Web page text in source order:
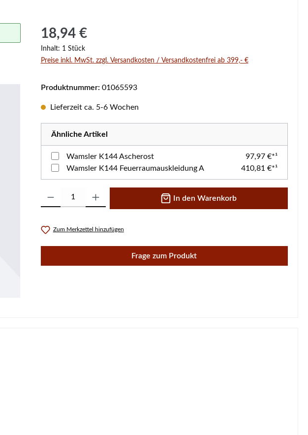
Regulärer Preis:
18,94 €
Inhalt: 1 Stück
Preise inkl. MwSt. zzgl. Versandkosten / Versandkostenfrei ab 399,- €
Produktnummer: 01065593
Lieferzeit ca. 5-6 Wochen
Ähnliche Artikel
Wamsler K144 Ascherost
97,97 €*¹
Wamsler K144 Feuerraumauskleidung A
410,81 €*¹
Produkt Anzahl: Gib den gewünschten Wert ein oder benutze die Schaltflächen um die
In den Warenkorb
Zum Merkzettel hinzufügen
Frage zum Produkt